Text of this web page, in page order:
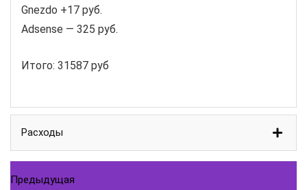
Gnezdo +17 руб.
Adsense — 325 руб.
Итого: 31587 руб
Расходы
Предыдущая